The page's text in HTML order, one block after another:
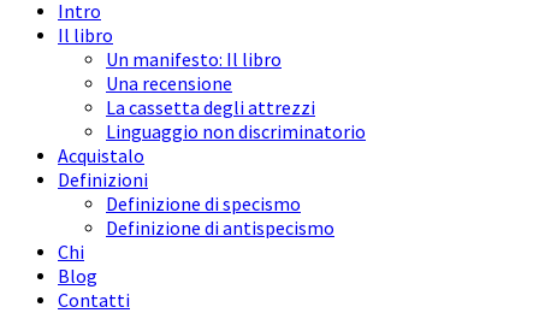
Intro
Il libro
Un manifesto: Il libro
Una recensione
La cassetta degli attrezzi
Linguaggio non discriminatorio
Acquistalo
Definizioni
Definizione di specismo
Definizione di antispecismo
Chi
Blog
Contatti